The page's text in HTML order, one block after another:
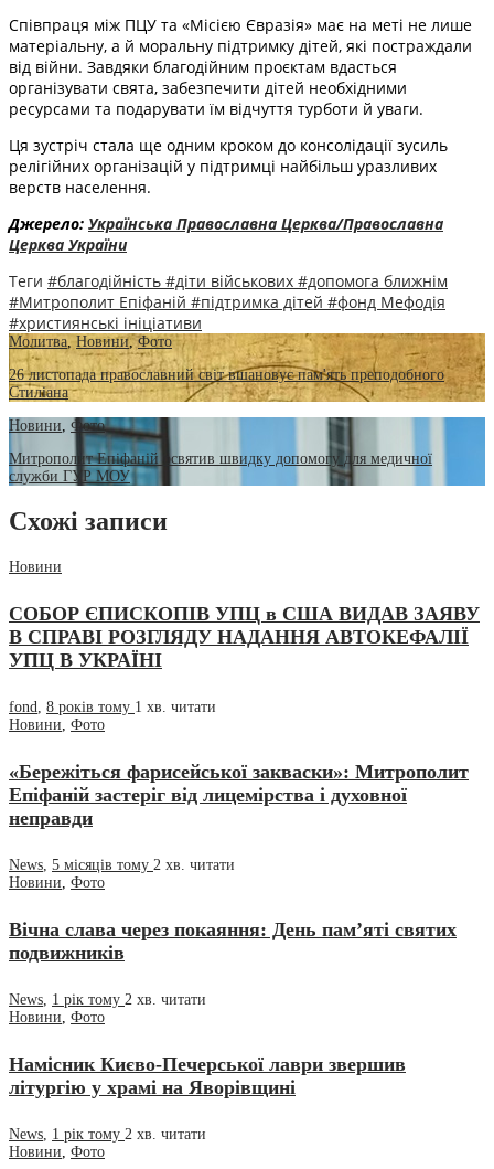
Співпраця між ПЦУ та «Місією Євразія» має на меті не лише
матеріальну, а й моральну підтримку дітей, які постраждали
від війни. Завдяки благодійним проєктам вдасться
організувати свята, забезпечити дітей необхідними
ресурсами та подарувати їм відчуття турботи й уваги.
Ця зустріч стала ще одним кроком до консолідації зусиль
релігійних організацій у підтримці найбільш уразливих
верств населення.
Джерело: Українська Православна Церква/Православна
Церква України
Теги #благодійність #діти військових #допомога ближнім
#Митрополит Епіфаній #підтримка дітей #фонд Мефодія
#християнські ініціативи
Молитва Новини,Фото
26 листопада православний світ вшановує пам'ять преподобного
Стиліана
Новини Фото
Митрополит Епіфаній освятив швидку допомогу для медичної
служби ГУР МОУ
Схожі записи
Новини
СОБОР ЄПИСКОПІВ УПЦ в США ВИДАВ ЗАЯВУ
В СПРАВІ РОЗГЛЯДУ НАДАННЯ АВТОКЕФАЛІЇ
УПЦ В УКРАЇНІ
fond, 8 років тому 1 хв. читати
Новини, Фото
«Бережіться фарисейської закваски»: Митрополит
Епіфаній застеріг від лицемірства і духовної
неправди
News, 5 місяців тому 2 хв. читати
Новини, Фото
Вічна слава через покаяння: День пам’яті святих
подвижників
News, 1 рік тому 2 хв. читати
Новини, Фото
Намісник Києво-Печерської лаври звершив
літургію у храмі на Яворівщині
News 1 рік тому 2 хв. читати
Новини Фото